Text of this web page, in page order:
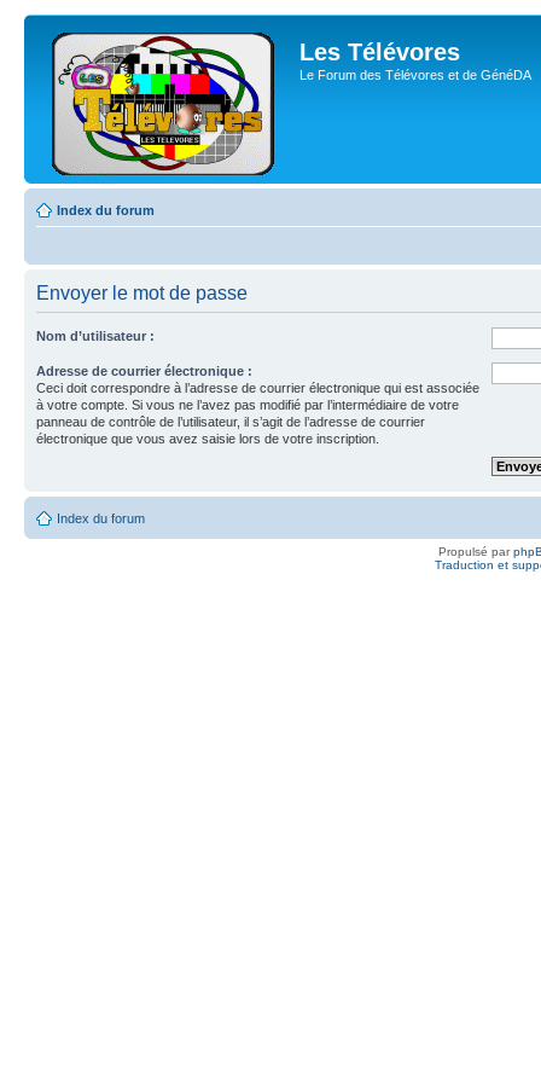
Les Télévores
Le Forum des Télévores et de GénéDA
Index du forum
Envoyer le mot de passe
Nom d’utilisateur :
Adresse de courrier électronique :
Ceci doit correspondre à l’adresse de courrier électronique qui est associée
à votre compte. Si vous ne l’avez pas modifié par l’intermédiaire de votre
panneau de contrôle de l’utilisateur, il s’agit de l’adresse de courrier
électronique que vous avez saisie lors de votre inscription.
Index du forum
Propulsé par
Traduction et